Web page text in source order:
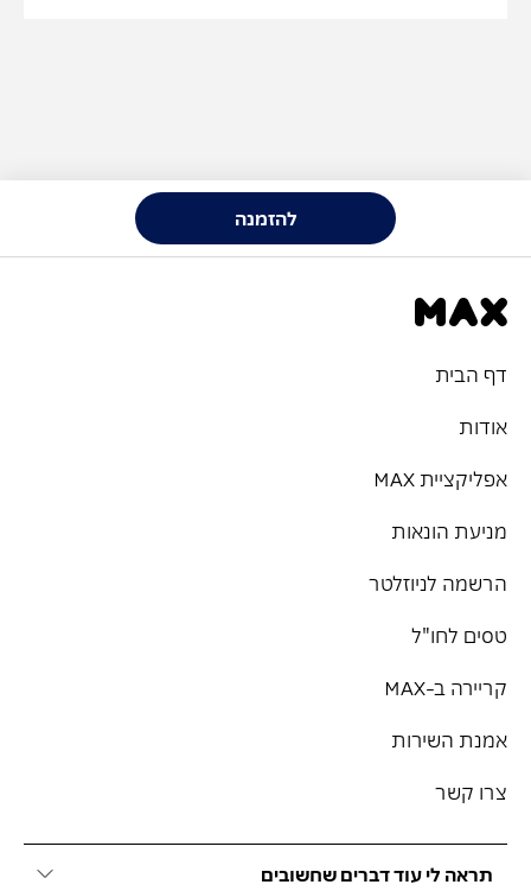
להזמנה
דף הבית
אודות
אפליקציית MAX
מניעת הונאות
הרשמה לניוזלטר
טסים לחו"ל
קריירה ב-MAX
אמנת השירות
צרו קשר
תראה לי עוד דברים שחשובים